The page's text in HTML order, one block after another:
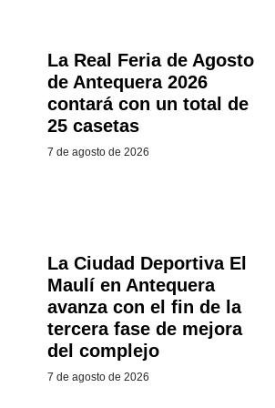
La Real Feria de Agosto
de Antequera 2026
contará con un total de
25 casetas
7 de agosto de 2026
La Ciudad Deportiva El
Maulí en Antequera
avanza con el fin de la
tercera fase de mejora
del complejo
7 de agosto de 2026